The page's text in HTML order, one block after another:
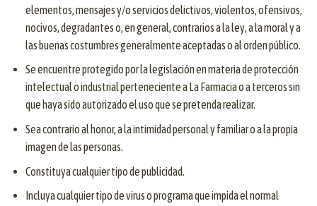
elementos, mensajes y/o servicios delictivos, violentos, ofensivos,
nocivos, degradantes o, en general, contrarios a la ley, a la moral y a
las buenas costumbres generalmente aceptadas o al orden público.
Se encuentre protegido por la legislación en materia de protección
intelectual o industrial perteneciente a La Farmacia o a terceros sin
que haya sido autorizado el uso que se pretenda realizar.
Sea contrario al honor, a la intimidad personal y familiar o a la propia
imagen de las personas.
Constituya cualquier tipo de publicidad.
Incluya cualquier tipo de virus o programa que impida el normal